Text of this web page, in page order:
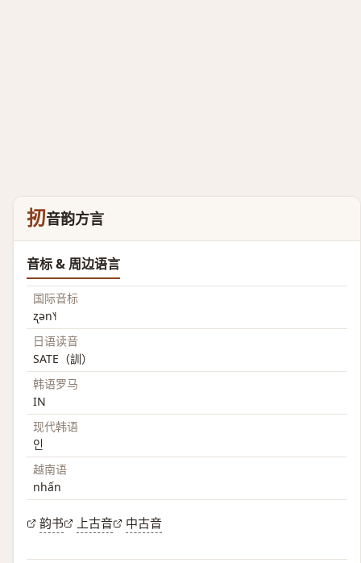
扨音韵方言
音标 & 周边语言
国际音标
ʐən˥˧
日语读音
SATE（訓）
韩语罗马
IN
现代韩语
인
越南语
nhấn
韵书 上古音 中古音